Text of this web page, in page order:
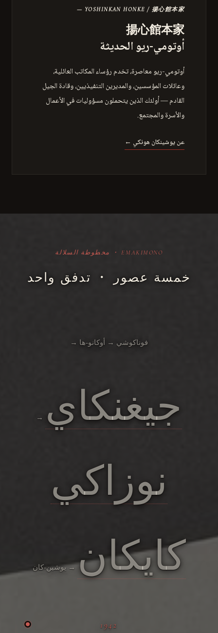
— YOSHINKAN HONKE / 揚心館本家
揚心館本家
أوتومي-ريو الحديثة
أوتومي-ريو معاصرة، تخدم رؤساء المكاتب العائلية،
وعائلات المؤسسين، والمديرين التنفيذيين، وقادة الجيل
القادم — أولئك الذين يتحملون مسؤوليات في الأعمال
والأسرة والمجتمع.
عن يوشينكان هونكي ←
EMAKIMONO ・ مخطوطة السلالة
خمسة عصور ・ تدفق واحد
فوناكوشي → أوكانو-ها →
جيغنكاي →
نوزاكي
كايكان → يوشين-كان
1942